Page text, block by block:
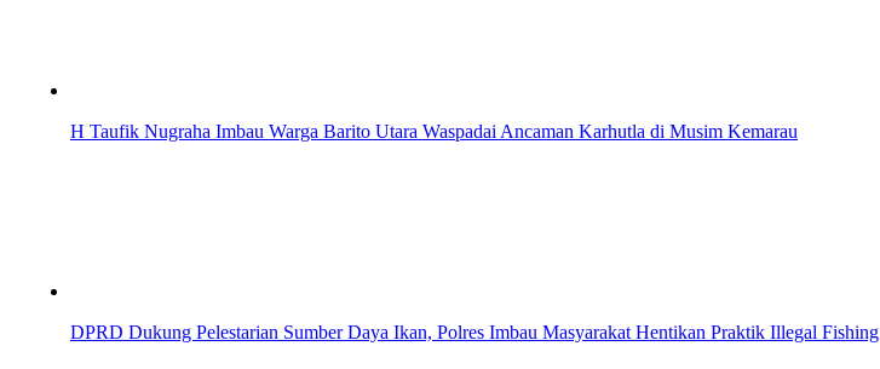
H Taufik Nugraha Imbau Warga Barito Utara Waspadai Ancaman Karhutla di Musim Kemarau
DPRD Dukung Pelestarian Sumber Daya Ikan, Polres Imbau Masyarakat Hentikan Praktik Illegal Fishing